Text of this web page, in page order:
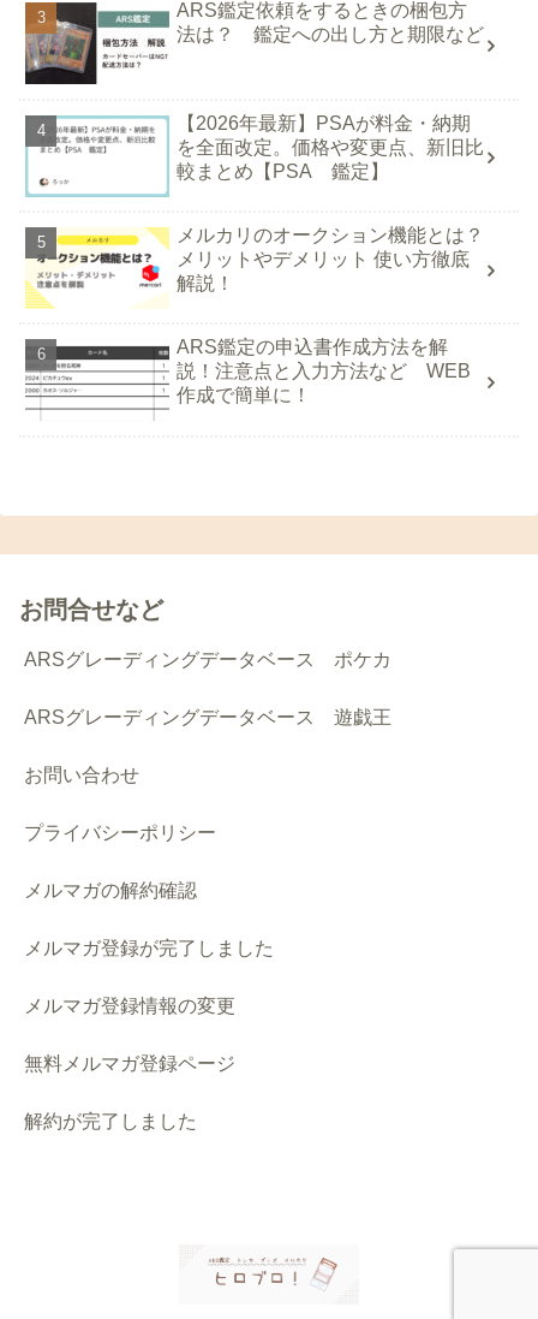
ARS鑑定依頼をするときの梱包方
法は？ 鑑定への出し方と期限など
【2026年最新】PSAが料金・納期
を全面改定。価格や変更点、新旧比
較まとめ【PSA 鑑定】
メルカリのオークション機能とは？
メリットやデメリット 使い方徹底
解説！
ARS鑑定の申込書作成方法を解
説！注意点と入力方法など WEB
作成で簡単に！
お問合せなど
ARSグレーディングデータベース ポケカ
ARSグレーディングデータベース 遊戯王
お問い合わせ
プライバシーポリシー
メルマガの解約確認
メルマガ登録が完了しました
メルマガ登録情報の変更
無料メルマガ登録ページ
解約が完了しました